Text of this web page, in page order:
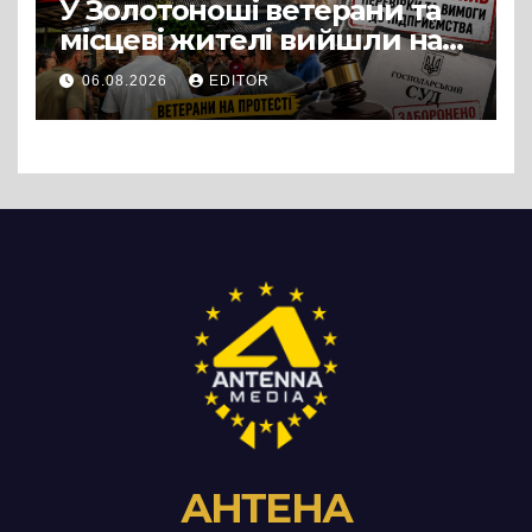
У Золотоноші ветерани та
місцеві жителі вийшли на
протест до стін
підприємства ТОВ «Омега
Три», що займається
06.08.2026 EDITOR
АНТЕНА